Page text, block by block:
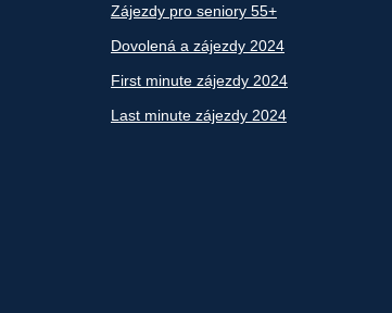
Zájezdy pro seniory 55+
Dovolená a zájezdy 2024
First minute zájezdy 2024
Last minute zájezdy 2024